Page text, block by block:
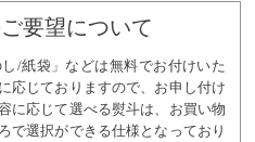
要望について
/紙袋」などは無料でお付けいた
応じておりますので、お申し付け
に応じて選べる熨斗は、お買い物
で選択ができる仕様となっており